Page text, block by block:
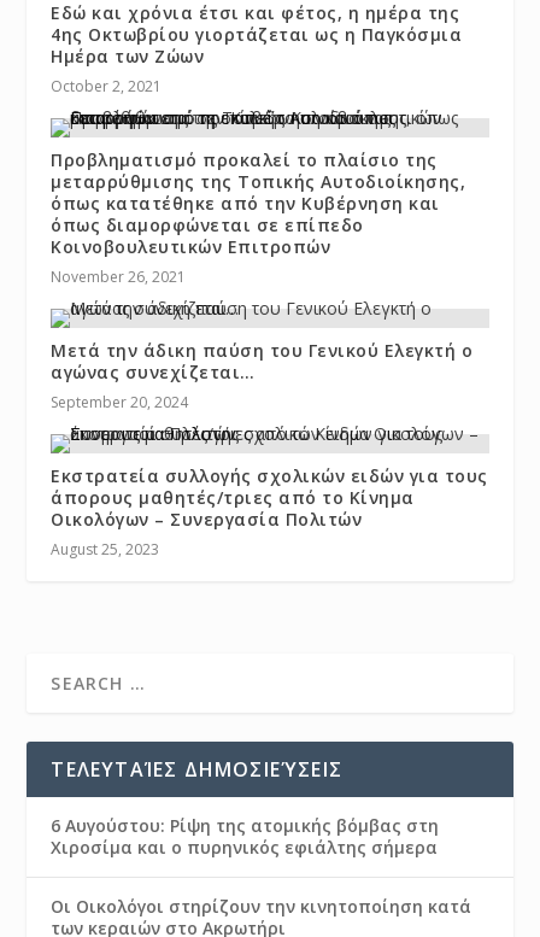
Εδώ και χρόνια έτσι και φέτος, η ημέρα της
4ης Οκτωβρίου γιορτάζεται ως η Παγκόσμια
Ημέρα των Ζώων
October 2, 2021
Προβληματισμό προκαλεί το πλαίσιο της
μεταρρύθμισης της Τοπικής Αυτοδιοίκησης,
όπως κατατέθηκε από την Kυβέρνηση και
όπως διαμορφώνεται σε επίπεδο
Kοινοβουλευτικών Eπιτροπών
November 26, 2021
Μετά την άδικη παύση του Γενικού Ελεγκτή ο
αγώνας συνεχίζεται…
September 20, 2024
Εκστρατεία συλλογής σχολικών ειδών για τους
άπορους μαθητές/τριες από το Κίνημα
Οικολόγων – Συνεργασία Πολιτών
August 25, 2023
ΤΕΛΕΥΤΑΊΕΣ ΔΗΜΟΣΙΕΎΣΕΙΣ
6 Αυγούστου: Ρίψη της ατομικής βόμβας στη
Χιροσίμα και ο πυρηνικός εφιάλτης σήμερα
Οι Οικολόγοι στηρίζουν την κινητοποίηση κατά
των κεραιών στο Ακρωτήρι